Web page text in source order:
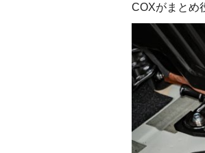
COXがまとめ